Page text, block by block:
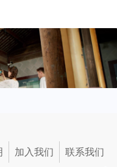
Dangkou’s News
加入我们 联系我们